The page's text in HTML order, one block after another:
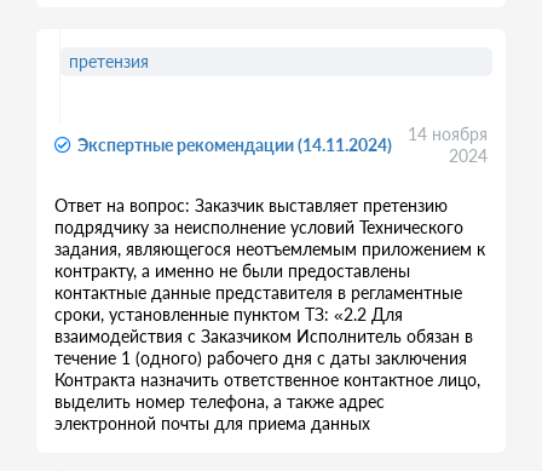
Экспертные рекомендации (14.11.2024)
14 ноября
2024
Ответ на вопрос: Заказчик выставляет претензию
подрядчику за неисполнение условий Технического
задания, являющегося неотъемлемым приложением к
контракту, а именно не были предоставлены
контактные данные представителя в регламентные
сроки, установленные пунктом ТЗ: «2.2 Для
взаимодействия с Заказчиком Исполнитель обязан в
течение 1 (одного) рабочего дня с даты заключения
Контракта назначить ответственное контактное лицо,
выделить номер телефона, а также адрес
электронной почты для приема данных
претензия